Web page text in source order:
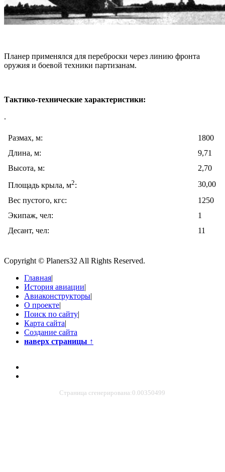
Планер применялся для переброски через линию фронта
оружия и боевой техники партизанам.
Тактико-технические характеристики:
.
Размах, м:
1800
Длина, м:
9,71
Высота, м:
2,70
Площадь крыла, м2:
30,00
Вес пустого, кгс:
1250
Экипаж, чел:
1
Десант, чел:
11
Copyright © Planers32 All Rights Reserved.
Главная|
История авиации|
Авиаконструкторы|
О проекте|
Поиск по сайту|
Карта сайта|
Создание сайта
наверх страницы ↑
Страница сгенерирована:0.00350499